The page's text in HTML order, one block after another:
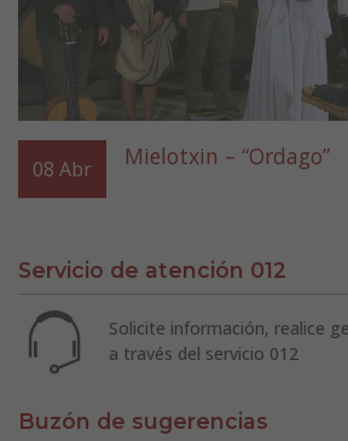
08 Abr Mielotxin – “Ordago”
Servicio de atención 012
Solicite información, realice
a través del servicio 012
Buzón de sugerencias